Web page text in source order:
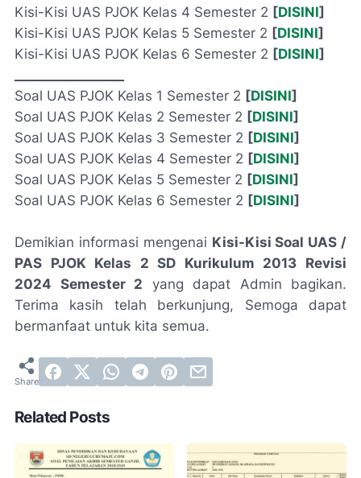
Kisi-Kisi UAS PJOK Kelas 4 Semester 2 [DISINI]
Kisi-Kisi UAS PJOK Kelas 5 Semester 2 [DISINI]
Kisi-Kisi UAS PJOK Kelas 6 Semester 2 [DISINI]
Soal UAS PJOK Kelas 1 Semester 2 [DISINI]
Soal UAS PJOK Kelas 2 Semester 2 [DISINI]
Soal UAS PJOK Kelas 3 Semester 2 [DISINI]
Soal UAS PJOK Kelas 4 Semester 2 [DISINI]
Soal UAS PJOK Kelas 5 Semester 2 [DISINI]
Soal UAS PJOK Kelas 6 Semester 2 [DISINI]
Demikian informasi mengenai Kisi-Kisi Soal UAS /
PAS PJOK Kelas 2 SD Kurikulum 2013 Revisi
2024 Semester 2 yang dapat Admin bagikan.
Terima kasih telah berkunjung, Semoga dapat
bermanfaat untuk kita semua.
Related Posts